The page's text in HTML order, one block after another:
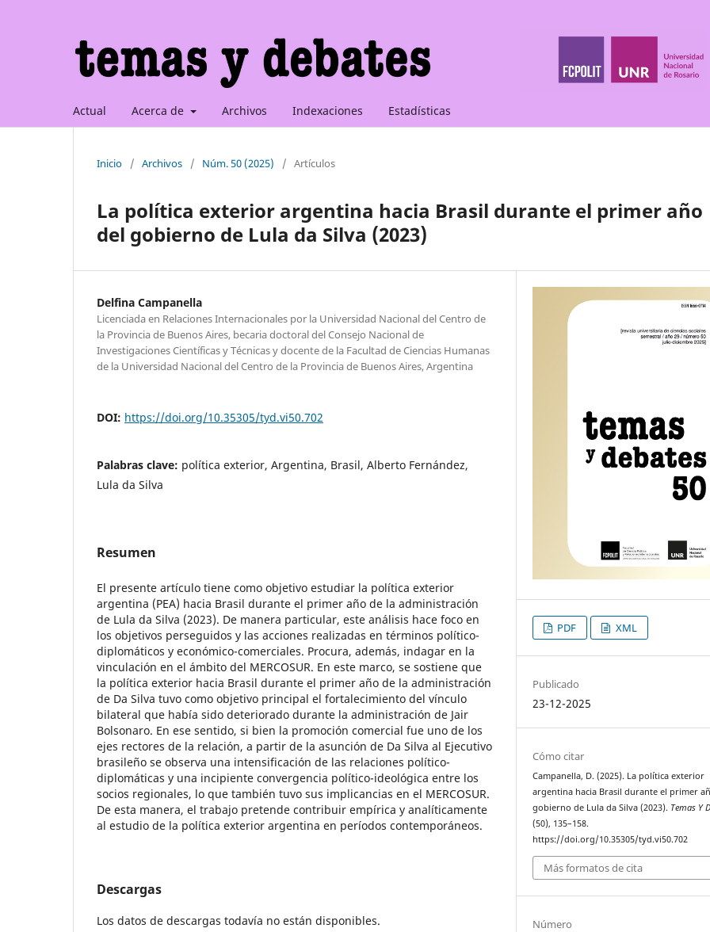
Actual Acerca de Archivos Indexaciones Estadísticas
Inicio / Archivos / Núm. 50 (2025) / Artículos
La política exterior argentina hacia Brasil durante el primer año
del gobierno de Lula da Silva (2023)
Delfina Campanella
Licenciada en Relaciones Internacionales por la Universidad Nacional del Centro de
la Provincia de Buenos Aires, becaria doctoral del Consejo Nacional de
Investigaciones Científicas y Técnicas y docente de la Facultad de Ciencias Humanas
de la Universidad Nacional del Centro de la Provincia de Buenos Aires, Argentina
DOI: https://doi.org/10.35305/tyd.vi50.702
Palabras clave: política exterior, Argentina, Brasil, Alberto Fernández,
Lula da Silva
Resumen
El presente artículo tiene como objetivo estudiar la política exterior
argentina (PEA) hacia Brasil durante el primer año de la administración
de Lula da Silva (2023). De manera particular, este análisis hace foco en
los objetivos perseguidos y las acciones realizadas en términos político-
diplomáticos y económico-comerciales. Procura, además, indagar en la
vinculación en el ámbito del MERCOSUR. En este marco, se sostiene que
la política exterior hacia Brasil durante el primer año de la administración
de Da Silva tuvo como objetivo principal el fortalecimiento del vínculo
bilateral que había sido deteriorado durante la administración de Jair
Bolsonaro. En ese sentido, si bien la promoción comercial fue uno de los
ejes rectores de la relación, a partir de la asunción de Da Silva al Ejecutivo
brasileño se observa una intensificación de las relaciones político-
diplomáticas y una incipiente convergencia político-ideológica entre los
socios regionales, lo que también tuvo sus implicancias en el MERCOSUR.
De esta manera, el trabajo pretende contribuir empírica y analíticamente
al estudio de la política exterior argentina en períodos contemporáneos.
Descargas
Los datos de descargas todavía no están disponibles.
PDF XML
Publicado
23-12-2025
Cómo citar
Campanella, D. (2025). La política exterior
argentina hacia Brasil durante el primer
gobierno de Lula da Silva (2023). Temas Y
(50), 135–158.
https://doi.org/10.35305/tyd.vi50.702
Más formatos de cita
Número